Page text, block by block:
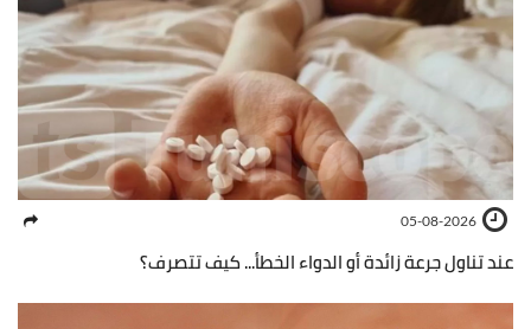
05-08-2026
عند تناول جرعة زائدة أو الدواء الخطأ... كيف تتصرف؟